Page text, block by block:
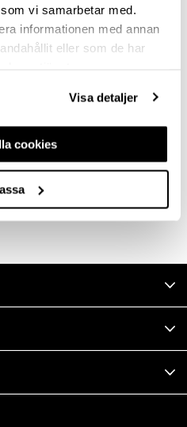
vi samarbetar med.
informationen med annan
eller som de har
Visa detaljer
cookies